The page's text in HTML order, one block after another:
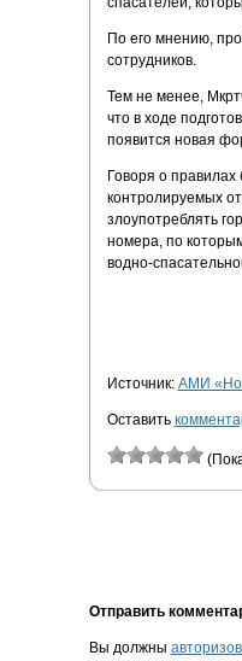
По его мнению,
сотрудников.
Тем не менее,
что в ходе
появится новая
Говоря о правилах
контролируемых
злоупотреблять
номера, по
водно-
Источник: АМИ
Оставить
Отправить
Вы должны